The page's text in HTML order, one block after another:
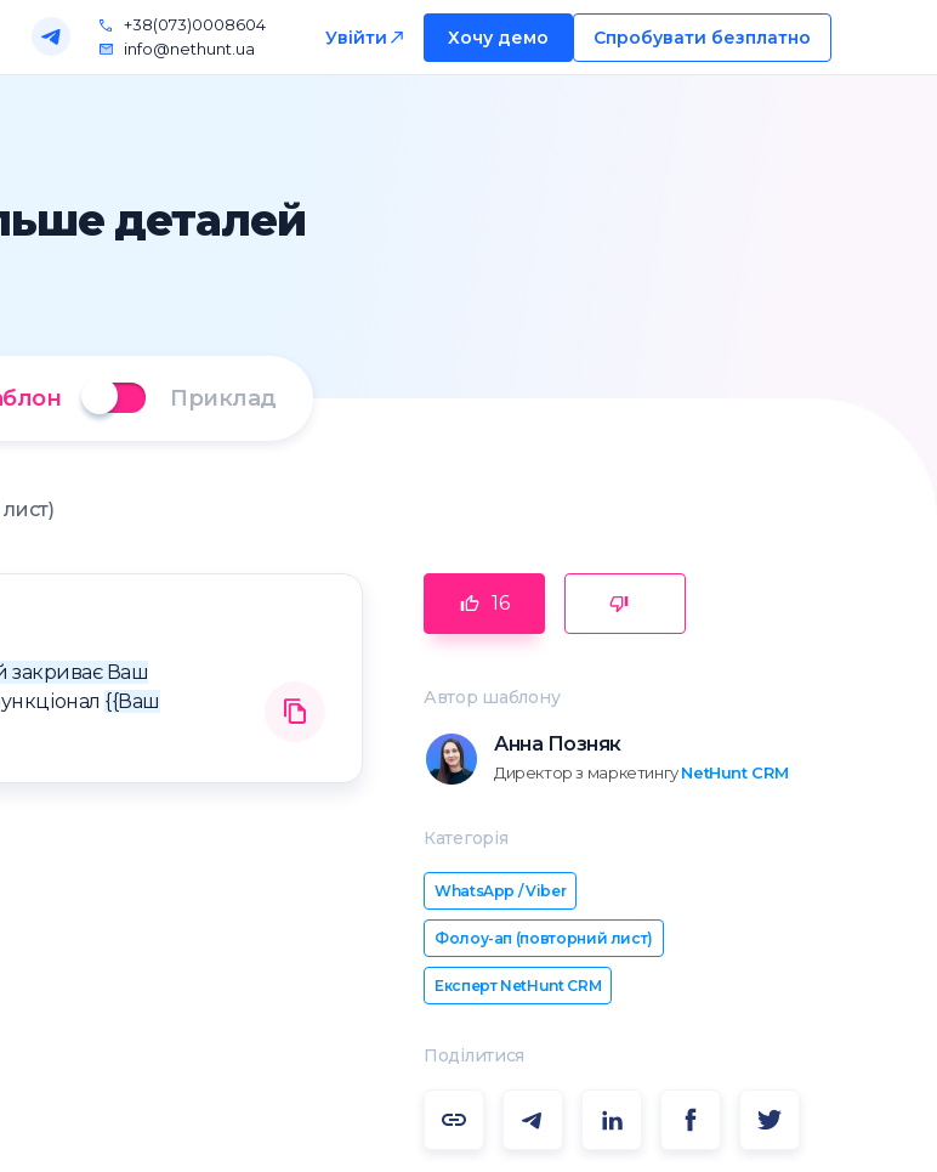
+38(073)0008604
info@nethunt.ua
Увійти Хочу демо Спробувати безплатно
деталей
Приклад
закриває Ваш
{{Ваш
16
Автор шаблону
Анна Позняк
Директор з маркетингуNetHunt CRM
Категорія
WhatsApp / Viber
Фолоу-ап (повторний лист)
Експерт NetHunt CRM
Поділитися